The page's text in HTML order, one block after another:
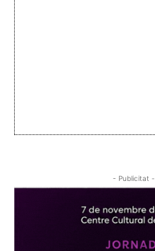
- Publicitat -